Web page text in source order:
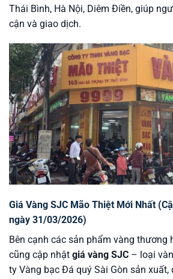
Thái Bình, Hà Nội, Diêm Điền, giúp
cận và giao dịch.
Giá Vàng SJC Mão Thiệt Mới Nhất
ngày 31/03/2026)
Bên cạnh các sản phẩm vàng thương
cũng cập nhật giá vàng SJC – loại
ty Vàng bạc Đá quý Sài Gòn sản